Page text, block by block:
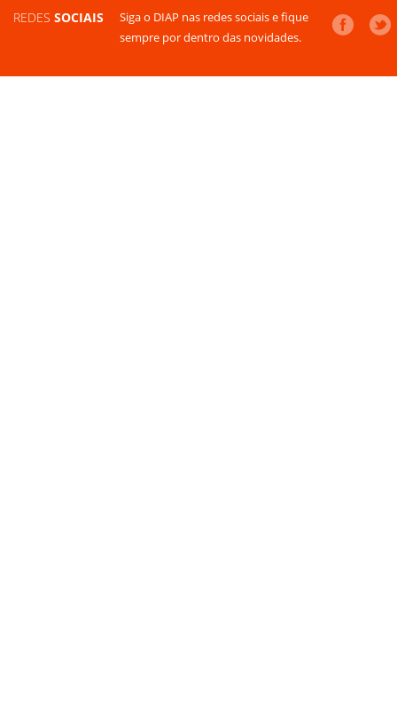
REDES SOCIAIS
Siga o DIAP nas redes sociais e fique
sempre por dentro das novidades.